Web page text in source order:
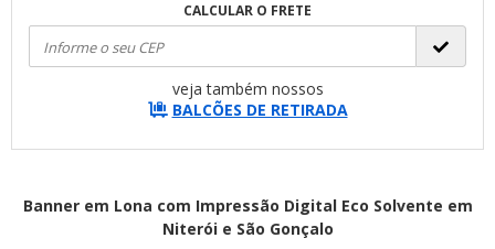
CALCULAR O FRETE
veja também nossos
BALCÕES DE RETIRADA
Banner em Lona com Impressão Digital Eco Solvente em
Niterói e São Gonçalo